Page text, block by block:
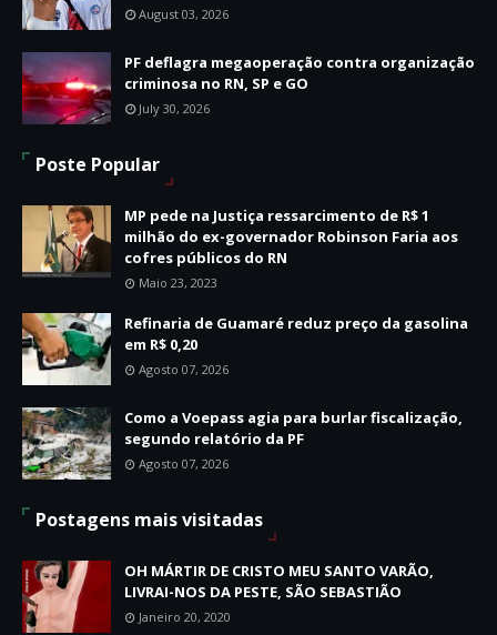
August 03, 2026
PF deflagra megaoperação contra organização
criminosa no RN, SP e GO
July 30, 2026
Poste Popular
MP pede na Justiça ressarcimento de R$ 1
milhão do ex-governador Robinson Faria aos
cofres públicos do RN
Maio 23, 2023
Refinaria de Guamaré reduz preço da gasolina
em R$ 0,20
Agosto 07, 2026
Como a Voepass agia para burlar fiscalização,
segundo relatório da PF
Agosto 07, 2026
Postagens mais visitadas
OH MÁRTIR DE CRISTO MEU SANTO VARÃO,
LIVRAI-NOS DA PESTE, SÃO SEBASTIÃO
Janeiro 20, 2020